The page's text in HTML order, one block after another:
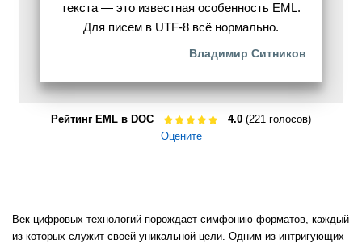
текста — это известная особенность EML.
Для писем в UTF-8 всё нормально.
Владимир Ситников
Рейтинг EML в DOC 4.0 (221 голосов)
Оцените
Век цифровых технологий порождает симфонию форматов, каждый
из которых служит своей уникальной цели. Одним из интригующих